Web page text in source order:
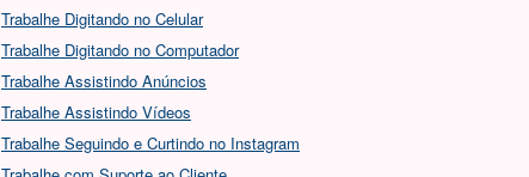
Trabalhe Digitando no Celular
Trabalhe Digitando no Computador
Trabalhe Assistindo Anúncios
Trabalhe Assistindo Vídeos
Trabalhe Seguindo e Curtindo no Instagram